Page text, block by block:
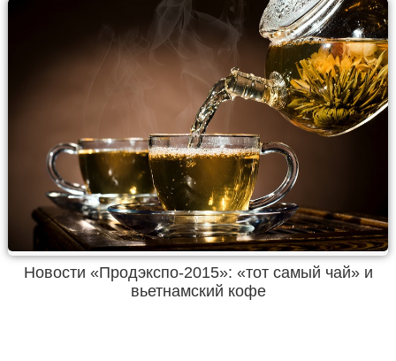
Новости «Продэкспо-2015»: «тот самый чай» и
вьетнамский кофе